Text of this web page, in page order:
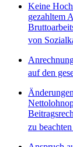
Keine
gezahltem
von
auf den
zu beachten